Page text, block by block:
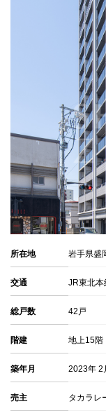
所在地 岩手県盛
交通 JR東北本
総戸数 42戸
階建 地上15階
築年月 2023年 2
売主 タカラレ